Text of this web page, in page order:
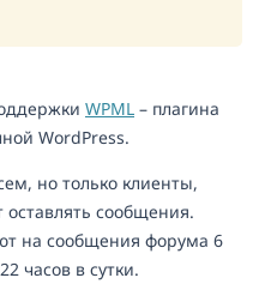
WPML – плагина
WordPress.
но только клиенты,
оставлять сообщения.
на сообщения форума 6
часов в сутки.